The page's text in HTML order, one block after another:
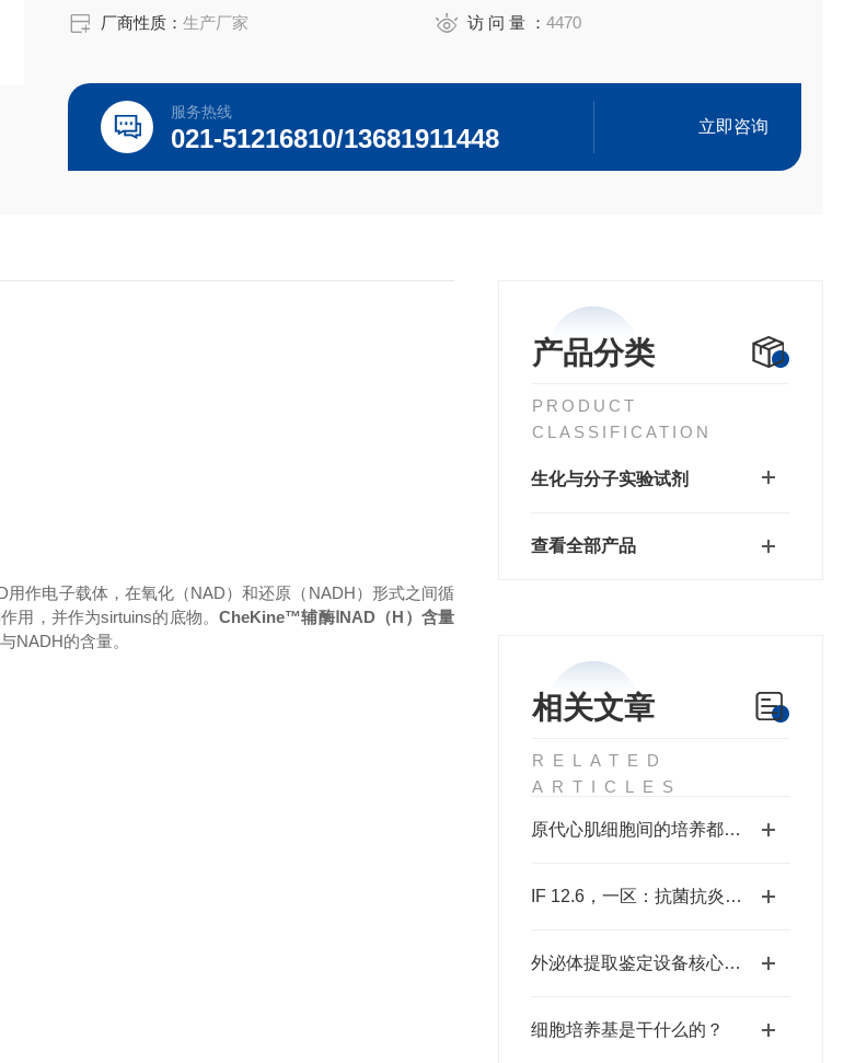
厂商性质：生产厂家 访 问 量 ：4470
服务热线
021-51216810/13681911448 立即咨询
产品分类
PRODUCT
CLASSIFICATION
生化与分子实验试剂
查看全部产品
相关文章
RELATED
ARTICLES
原代心肌细胞间的培养都有哪些抗污染措施？
IF 12.6，一区：抗菌抗炎“双 buff”！可注射响应水凝胶助力牙周炎高效治疗
外泌体提取鉴定设备核心优势与应用场景深度探索
细胞培养基是干什么的？
作电子载体，在氧化（NAD）和还原（NADH）形式之间循
用，并作为sirtuins的底物。CheKine™辅酶ⅠNAD（H）含量
NADH的含量。